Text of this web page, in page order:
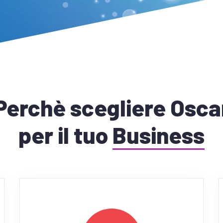
scegliere
per il tuo Business